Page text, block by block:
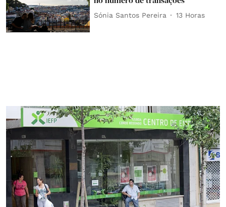
Sónia Santos Pereira 13 Horas